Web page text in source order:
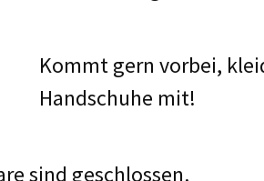
Kommt gern vorbei,
Handschuhe mit!
sind geschlossen.